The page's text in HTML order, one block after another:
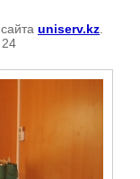
uniserv.kz